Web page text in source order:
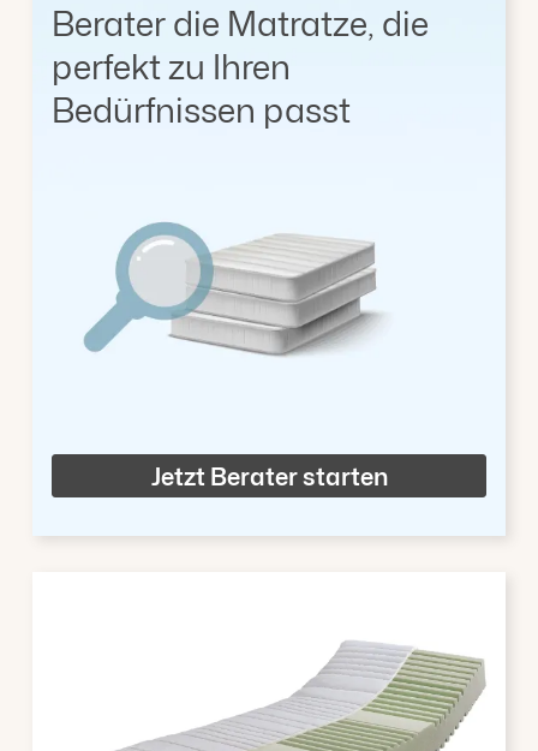
Berater die Matratze, die
perfekt zu Ihren
Bedürfnissen passt
Jetzt Berater starten